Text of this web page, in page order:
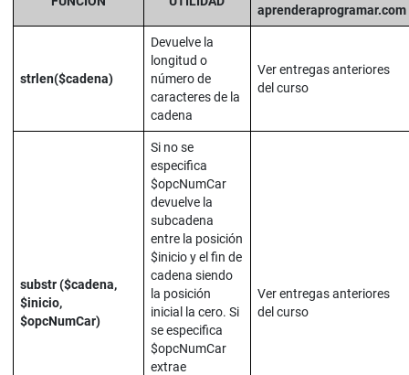
aprenderaprogramar.com
strlen($cadena)
Devuelve la
longitud o
número de
caracteres de la
cadena
Ver entregas anteriores
del curso
substr ($cadena,
$inicio,
$opcNumCar)
Si no se
especifica
$opcNumCar
devuelve la
subcadena
entre la posición
$inicio y el fin de
cadena siendo
la posición
inicial la cero. Si
se especifica
$opcNumCar
extrae
Ver entregas anteriores
del curso